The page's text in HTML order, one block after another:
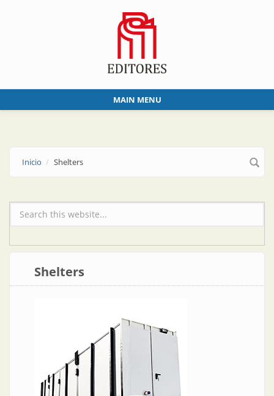
MAIN MENU
Inicio Shelters
Formulario de búsqueda
Shelters